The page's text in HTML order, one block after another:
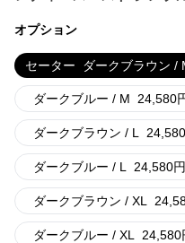
オプション
セーター ダークブラウン /
ダークブルー / M 24,580
ダークブラウン / L 24,580
ダークブルー / L 24,580円
ダークブラウン / XL
ダークブルー / XL 24,580